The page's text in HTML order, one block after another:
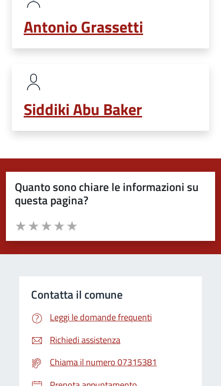
Antonio Grassetti
Siddiki Abu Baker
Quanto sono chiare le informazioni su
questa pagina?
Valuta da 1 a 5 stelle la pagina
Valuta 5 stelle su 5
Valuta 4 stelle su 5
Valuta 3 stelle su 5
Valuta 2 stelle su 5
Valuta 1 stelle su 5
Contatta il comune
Leggi le domande frequenti
Richiedi assistenza
Chiama il numero 07315381